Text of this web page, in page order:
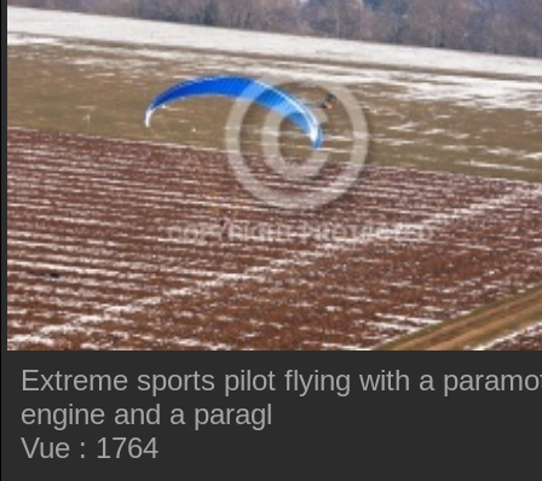
Extreme sports pilot flying with a
engine and a paragl
Vue : 1764